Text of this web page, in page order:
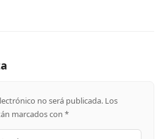
no será publicada. Los
marcados con *